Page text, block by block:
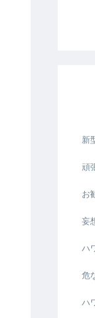
新
頑
お
妄
ハ
危
ハ